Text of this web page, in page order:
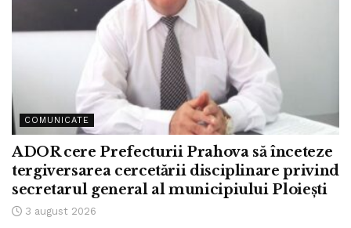
COMUNICATE
ADOR cere Prefecturii Prahova să înceteze
tergiversarea cercetării disciplinare privind
secretarul general al municipiului Ploiești
3 august 2026